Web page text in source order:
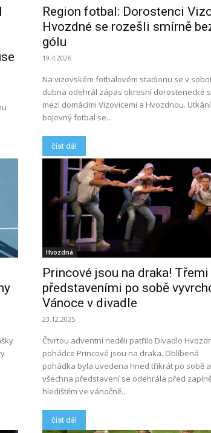
Region fotbal: Dorostenci
Hvozdné se rozešli smírně
gólu
19.4.2026
Na vizovském fotbalovém stadionu se v
dubna odehrál zápas okresní dorostenecké
mezi domácími Vizovicemi a Hvozdnou.
bojovný fotbal se...
číst dál
Hvozdná
Princové jsou na draka! Třemi
představeními po sobě
Vánoce v divadle
23.12.2025
Čtvrtou adventní neděli patřilo Divadlo
pohádce Princové jsou na draka. Oblíbená
pohádka byla uvedena hned třikrát po sobě a
všechna představení se odehrála před
hledištěm ve vánočně...
číst dál